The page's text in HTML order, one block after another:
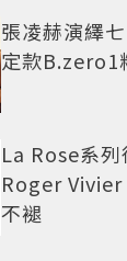
張凌赫演繹
定款B.zero1
La Rose系
Roger Vivier
不褪